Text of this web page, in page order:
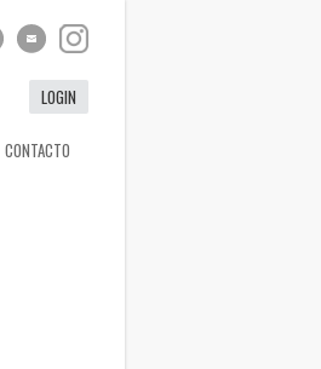
LOGIN
CONTACTO